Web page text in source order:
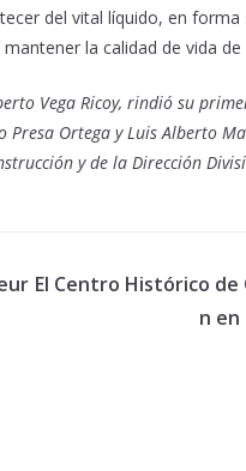
del vital líquido, en
la calidad de vida
Vega Ricoy, rindió su
Ortega y Luis Alberto
y de la Dirección
El Centro Histórico
n